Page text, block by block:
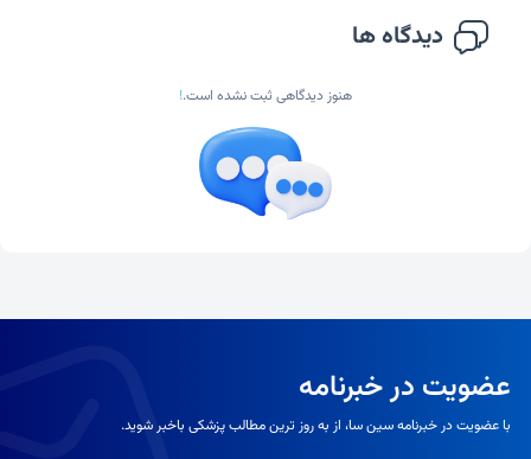
دیدگاه ها
هنوز دیدگاهی ثبت نشده است.!
عضویت در خبرنامه
با عضویت در خبرنامه سین سا، از به روز ترین مطالب پزشکی باخبر شوید.